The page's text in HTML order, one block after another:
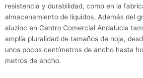
resistencia y durabilidad, como en la
almacenamiento de líquidos. Además del
aluzinc en Centro Comercial Andalucia
amplia pluralidad de tamaños de hoja,
unos pocos centímetros de ancho hasta
metros de ancho.